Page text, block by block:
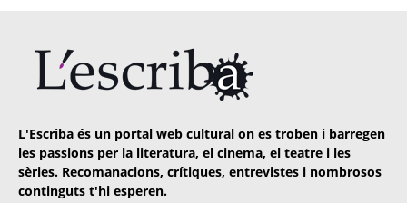
L'Escriba és un portal web cultural on es troben i barregen
les passions per la literatura, el cinema, el teatre i les
sèries. Recomanacions, crítiques, entrevistes i nombrosos
continguts t'hi esperen.